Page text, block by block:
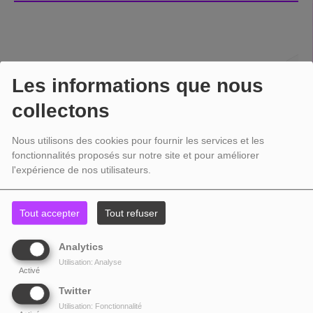
Les informations que nous
collectons
Nous utilisons des cookies pour fournir les services et les
fonctionnalités proposés sur notre site et pour améliorer
l'expérience de nos utilisateurs.
Tout accepter Tout refuser
Analytics
Activé
Utilisation: Analyse
Twitter
Utilisation: Fonctionnalité